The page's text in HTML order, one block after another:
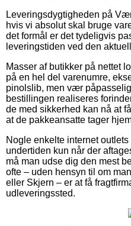
Leveringsdygtigheden på
hvis vi absolut skal bruge
det formål er det tydeligvis
leveringstiden ved den
Masser af butikker på nettet
på en hel del varenumre,
pinolslib, men vær
bestillingen realiseres
de med sikkerhed kan nå at
at de pakkeansatte tager
Nogle enkelte internet
undertiden kun når der
må man udse dig den mest
ofte – uden hensyn til om
eller Skjern – er at få
udleveringssted.